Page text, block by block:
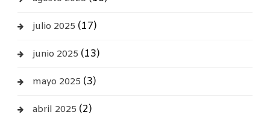
julio 2025 (17)
junio 2025 (13)
mayo 2025 (3)
abril 2025 (2)